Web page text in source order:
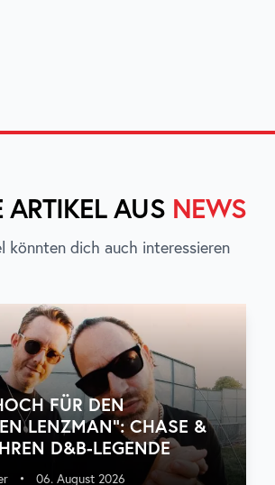
ARTIKEL AUS NEWS
könnten dich auch interessieren
FÜR DEN
LENZMAN“: CHASE &
D&B-LEGENDE
• 06. August 2026